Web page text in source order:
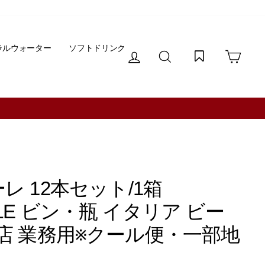
ルウォーター
ソフトドリンク
ログイン サイトを検索する
12本セット/1箱
ビン・瓶 イタリア ビー
業務用※クール便・一部地